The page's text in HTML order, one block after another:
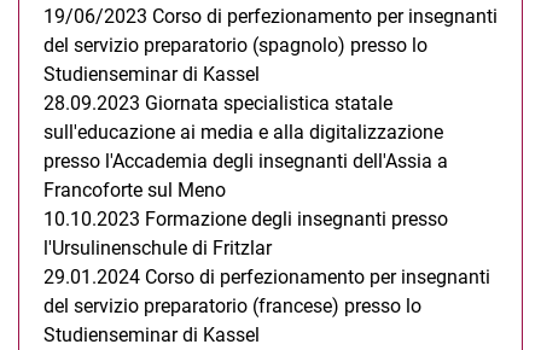
19/06/2023 Corso di perfezionamento per insegnanti
del servizio preparatorio (spagnolo) presso lo
Studienseminar di Kassel
28.09.2023 Giornata specialistica statale
sull'educazione ai media e alla digitalizzazione
presso l'Accademia degli insegnanti dell'Assia a
Francoforte sul Meno
10.10.2023 Formazione degli insegnanti presso
l'Ursulinenschule di Fritzlar
29.01.2024 Corso di perfezionamento per insegnanti
del servizio preparatorio (francese) presso lo
Studienseminar di Kassel